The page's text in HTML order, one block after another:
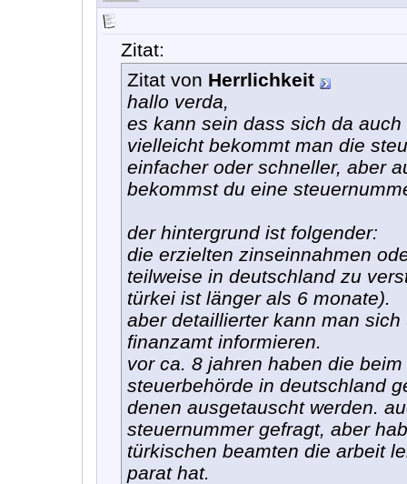
Zitat:
Zitat von Herrlichkeit
hallo verda,
es kann sein dass sich da
vielleicht bekommt man die
einfacher oder schneller, aber
bekommst du eine
der hintergrund ist folgender:
die erzielten zinseinnahmen
teilweise in deutschland zu
türkei ist länger als 6 monate).
aber detaillierter kann man
finanzamt informieren.
vor ca. 8 jahren haben die
steuerbehörde in deutschland
denen ausgetauscht werden.
steuernummer gefragt, aber
türkischen beamten die arbeit
parat hat.